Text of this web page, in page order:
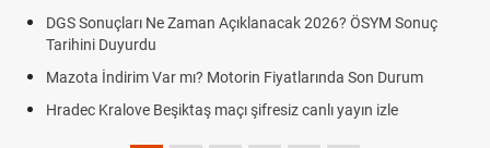
DGS Sonuçları Ne Zaman Açıklanacak 2026? ÖSYM Sonuç
Tarihini Duyurdu
Mazota İndirim Var mı? Motorin Fiyatlarında Son Durum
Hradec Kralove Beşiktaş maçı şifresiz canlı yayın izle